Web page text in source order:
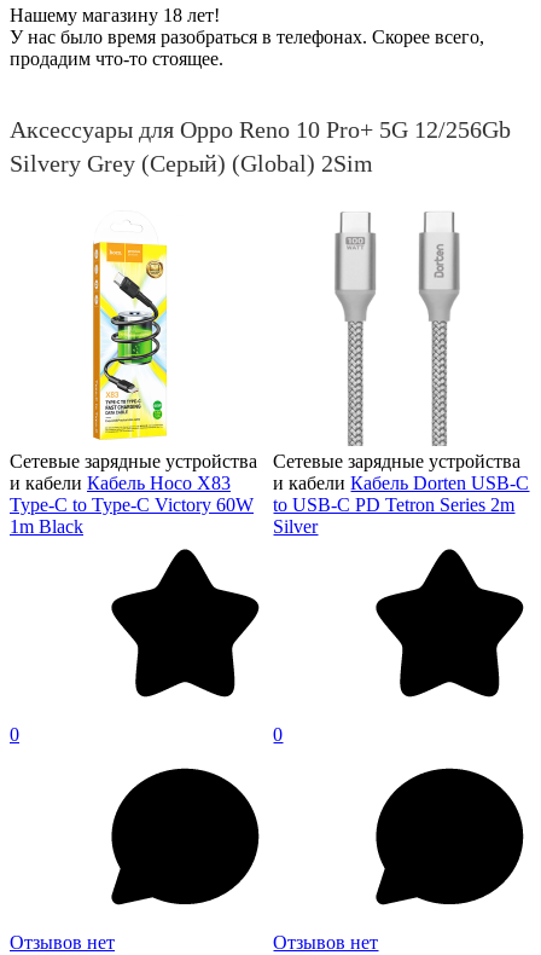
Нашему магазину 18 лет!
У нас было время разобраться в телефонах. Скорее всего,
продадим что-то стоящее.
Аксессуары для Oppo Reno 10 Pro+ 5G 12/256Gb
Silvery Grey (Серый) (Global) 2Sim
Сетевые зарядные устройства
и кабели Кабель Hoco X83
Type-C to Type-C Victory 60W
1m Black
0
Отзывов нет
Сетевые зарядные устройства
и кабели Кабель Dorten USB-C
to USB-C PD Tetron Series 2m
Silver
0
Отзывов нет